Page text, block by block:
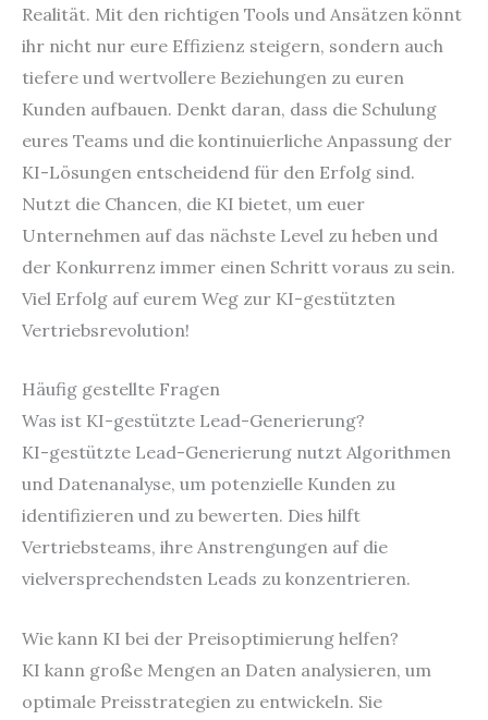
Realität. Mit den richtigen Tools und Ansätzen könnt
ihr nicht nur eure Effizienz steigern, sondern auch
tiefere und wertvollere Beziehungen zu euren
Kunden aufbauen. Denkt daran, dass die Schulung
eures Teams und die kontinuierliche Anpassung der
KI-Lösungen entscheidend für den Erfolg sind.
Nutzt die Chancen, die KI bietet, um euer
Unternehmen auf das nächste Level zu heben und
der Konkurrenz immer einen Schritt voraus zu sein.
Viel Erfolg auf eurem Weg zur KI-gestützten
Vertriebsrevolution!
Häufig gestellte Fragen
Was ist KI-gestützte Lead-Generierung?
KI-gestützte Lead-Generierung nutzt Algorithmen
und Datenanalyse, um potenzielle Kunden zu
identifizieren und zu bewerten. Dies hilft
Vertriebsteams, ihre Anstrengungen auf die
vielversprechendsten Leads zu konzentrieren.
Wie kann KI bei der Preisoptimierung helfen?
KI kann große Mengen an Daten analysieren, um
optimale Preisstrategien zu entwickeln. Sie